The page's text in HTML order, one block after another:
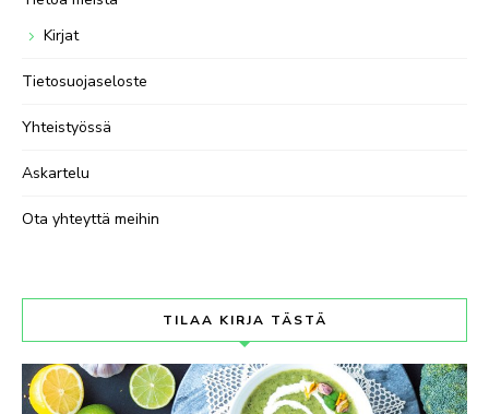
Kirjat
Tietosuojaseloste
Yhteistyössä
Askartelu
Ota yhteyttä meihin
TILAA KIRJA TÄSTÄ